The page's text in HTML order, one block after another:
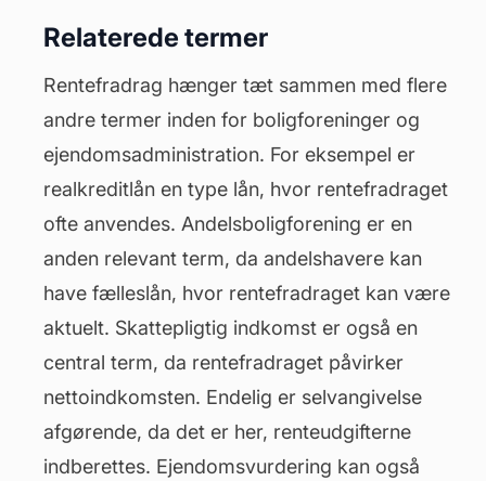
Relaterede termer
Rentefradrag hænger tæt sammen med flere
andre termer inden for boligforeninger og
ejendomsadministration. For eksempel er
realkreditlån en type lån, hvor rentefradraget
ofte anvendes. Andelsboligforening er en
anden relevant term, da andelshavere kan
have fælleslån, hvor rentefradraget kan være
aktuelt. Skattepligtig indkomst er også en
central term, da rentefradraget påvirker
nettoindkomsten. Endelig er selvangivelse
afgørende, da det er her, renteudgifterne
indberettes. Ejendomsvurdering kan også